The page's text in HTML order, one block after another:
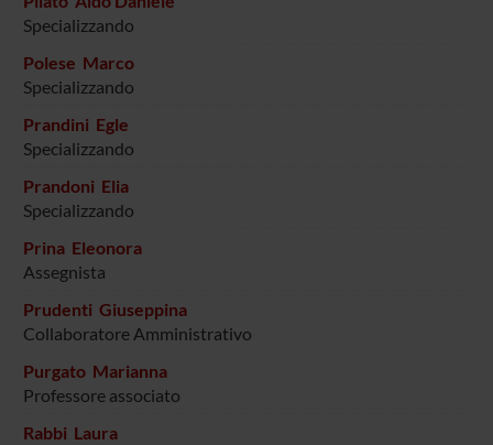
Specializzando
Polese Marco
Specializzando
Prandini Egle
Specializzando
Prandoni Elia
Specializzando
Prina Eleonora
Assegnista
Prudenti Giuseppina
Collaboratore Amministrativo
Purgato Marianna
Professore associato
Rabbi Laura